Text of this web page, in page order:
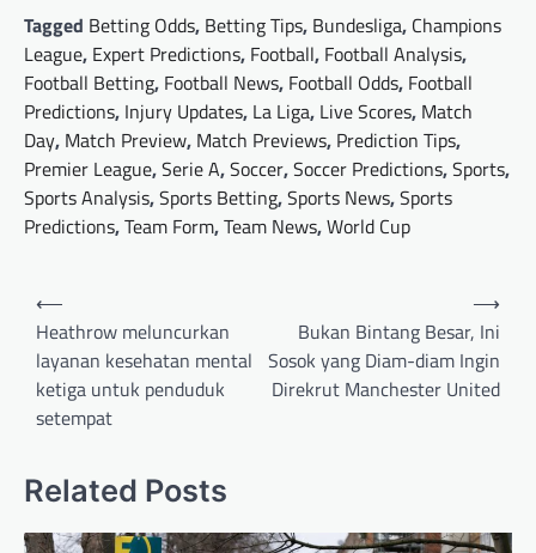
Tagged Betting Odds, Betting Tips, Bundesliga, Champions
League, Expert Predictions, Football, Football Analysis,
Football Betting, Football News, Football Odds, Football
Predictions, Injury Updates, La Liga, Live Scores, Match
Day, Match Preview, Match Previews, Prediction Tips,
Premier League,Serie A,Soccer,Soccer Predictions,Sports,
Sports Analysis,Sports Betting,Sports News,Sports
Predictions,Team Form,Team News,World Cup
Post
navigation
⟵
Heathrow meluncurkan
layanan kesehatan mental
ketiga untuk penduduk
setempat
Bukan Bintang Besar, Ini
Sosok yang Diam-diam Ingin
Direkrut Manchester United
⟶
Related Posts